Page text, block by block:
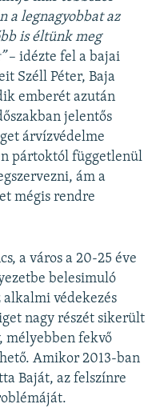
a legnagyobbat az
is éltünk meg
– idézte fel a bajai
Széll Péter, Baja
emberét azután
jelentős
árvízvédelme
pártoktól függetlenül
ám a
mégis rendre
a város a 20-25 éve
belesimuló
védekezés
nagy részét sikerült
mélyebben fekvő
Amikor 2013-ban
Baját, az felszínre